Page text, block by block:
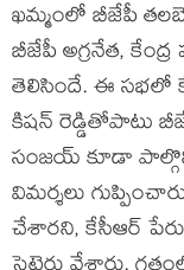
ఖమ్మంలో బీజేపీ
బీజేపీ అగ్రనేత,
తెలిసిందే. ఈ సభలో
కిషన్ రెడ్డితోపాటు
సంజయ్ కూడా
విమర్శలు
చేశారని, కేసీఆర్